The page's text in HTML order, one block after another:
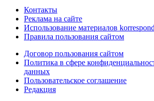
Контакты
Реклама на сайте
Использование материалов
Правила пользования сайтом
Договор пользования сайтом
Политика в сфере
данных
Пользовательское соглашение
Редакция